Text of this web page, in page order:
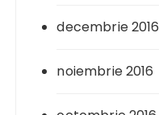
decembrie 2016
noiembrie 2016